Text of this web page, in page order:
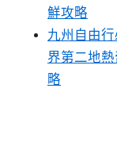
鮮攻略
九州自由
界第二地
略